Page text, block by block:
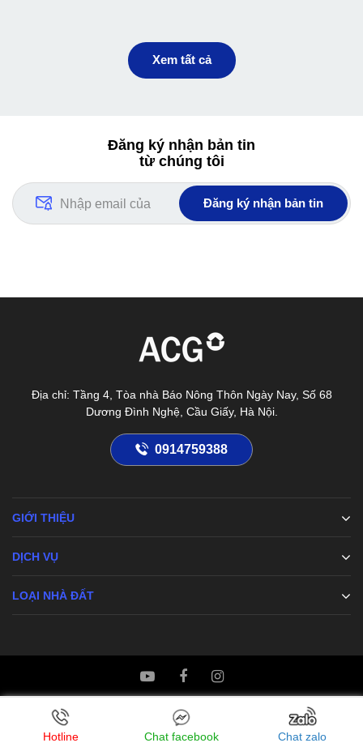
"mảnh ghép" cùng một đam mê như thế,
đôi bạn trẻ 9X đã có sở thích đi du lịch xa,
trong gia đình có thể đi khắp Việt Nam.
Xem tất cả
Đăng ký nhận bản tin
từ chúng tôi
Đăng ký nhận bản tin
Địa chỉ: Tầng 4, Tòa nhà Báo Nông Thôn Ngày Nay, Số 68
Dương Đình Nghệ, Cầu Giấy, Hà Nội.
0914759388
GIỚI THIỆU
DỊCH VỤ
LOẠI NHÀ ĐẤT
Hotline Chat facebook Chat zalo